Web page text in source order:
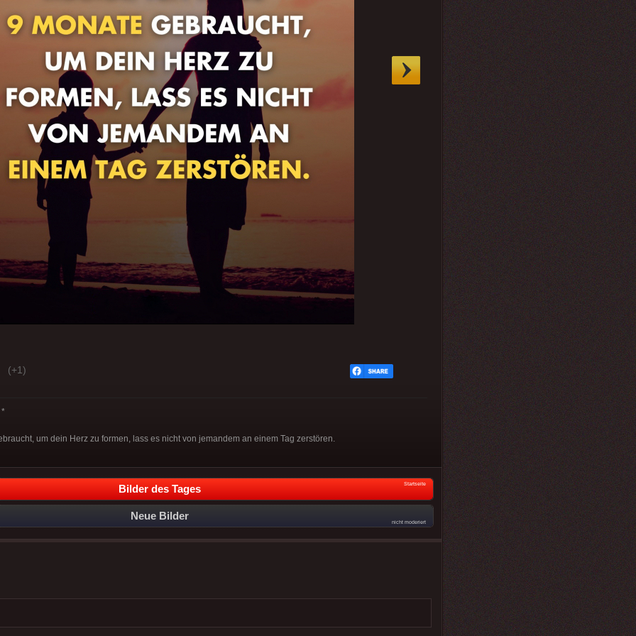
(+1)
um dein Herz zu formen, lass es nicht von jemandem an einem Tag zerstören.
Bilder des Tages Startseite
Neue Bilder
nicht moderiert